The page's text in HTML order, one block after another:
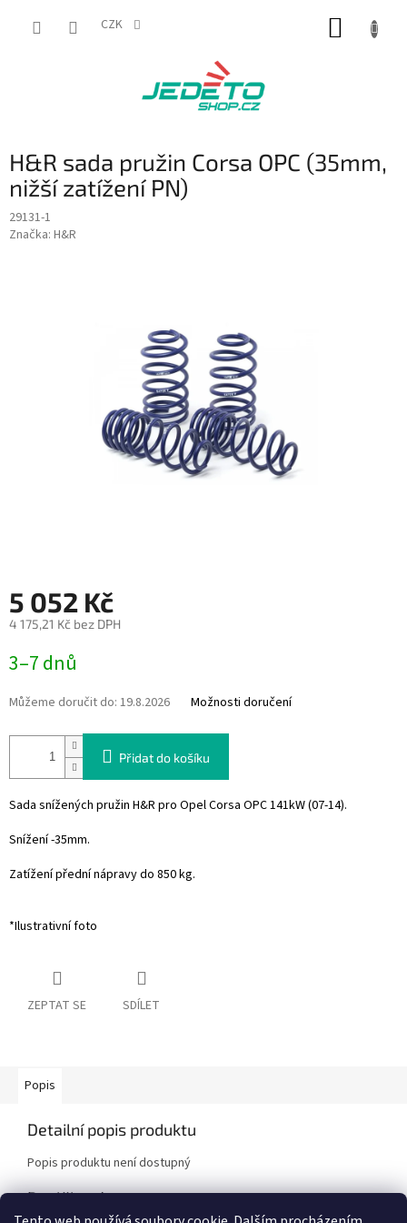
CZK
H&R sada pružin Corsa OPC (35mm,
nižší zatížení PN)
29131-1
Značka: H&R
5 052 Kč
4 175,21 Kč bez DPH
cena:
3–7 dnů
Můžeme doručit do: 19.8.2026 Možnosti doručení
Přidat do košíku
Sada snížených pružin H&R pro Opel Corsa OPC 141kW (07-14).
Snížení -35mm.
Zatížení přední nápravy do 850 kg.
*Ilustrativní foto
ZEPTAT SE SDÍLET
Popis
Detailní popis produktu
Popis produktu není dostupný
Doplňkové parametry